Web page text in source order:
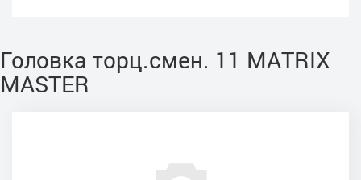
Головка торц.смен. 11 MATRIX
MASTER